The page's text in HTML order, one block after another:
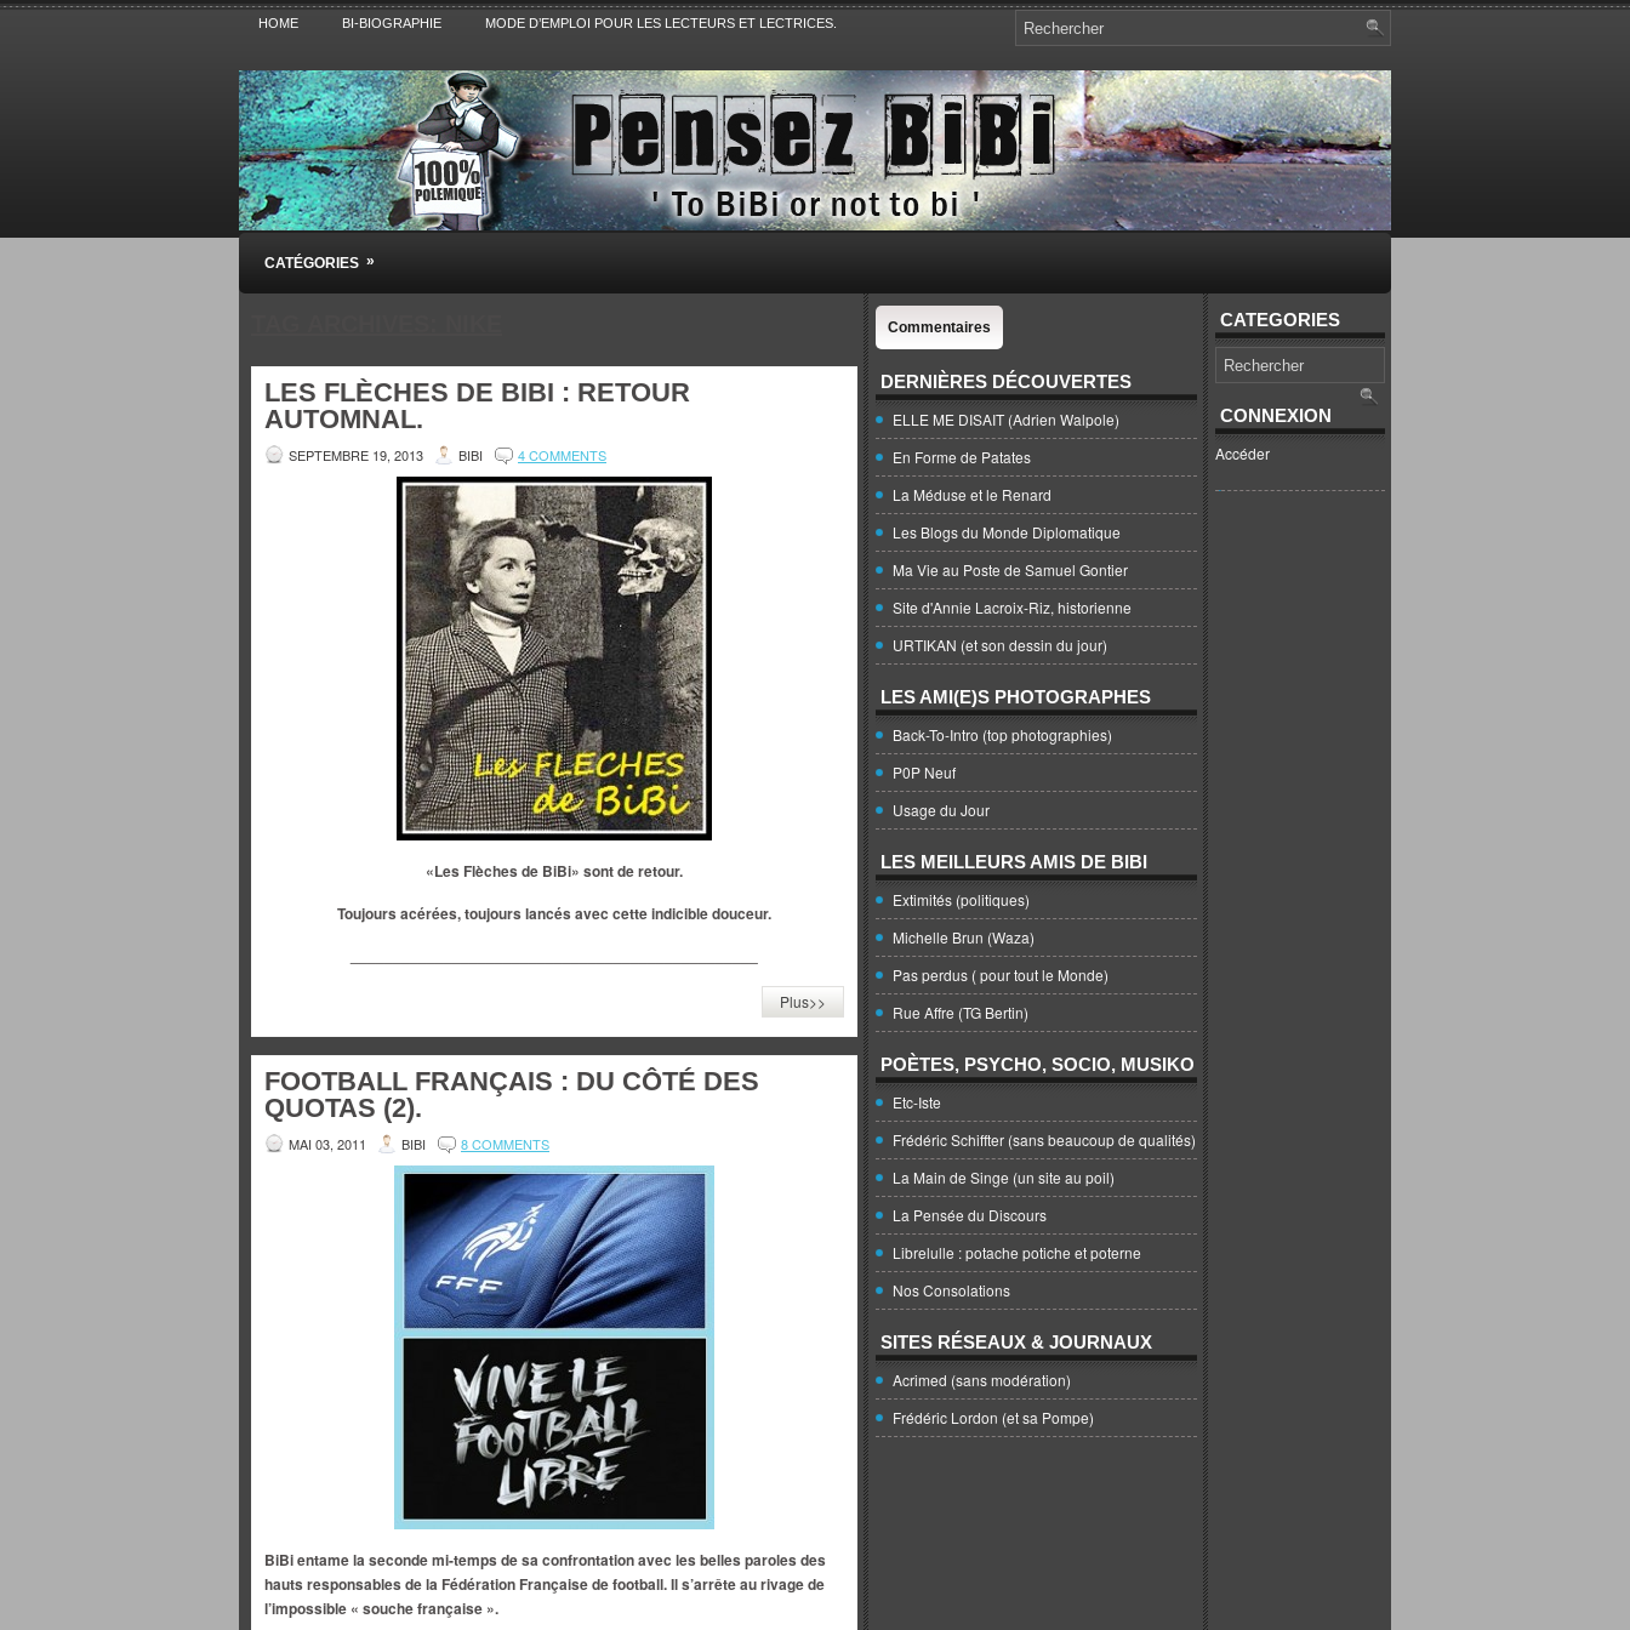
HOME BI-BIOGRAPHIE MODE D’EMPLOI POUR LES LECTEURS ET LECTRICES.
Pensez BiBi
Blog polémique sur l'Actualité, la Culture, la Politique, le Sport,. Avec Revue de presse et de blogs.
CATÉGORIES »
LES FLÈCHES DE BIBI : RETOUR
AUTOMNAL.
SEPTEMBRE 19, 2013 BIBI 4 COMMENTS
«Les Flèches de BiBi» sont de retour.
Toujours acérées, toujours lancés avec cette indicible douceur.
Plus>>
FOOTBALL FRANÇAIS : DU CÔTÉ DES
QUOTAS (2).
MAI 03, 2011 BIBI 8 COMMENTS
BiBi entame la seconde mi-temps de sa confrontation avec les belles paroles des
hauts responsables de la Fédération Française de football. Il s’arrête au rivage de
l’impossible « souche française ».
Commentaires
DERNIÈRES DÉCOUVERTES
ELLE ME DISAIT (Adrien Walpole)
En Forme de Patates
La Méduse et le Renard
Les Blogs du Monde Diplomatique
Ma Vie au Poste de Samuel Gontier
Site d'Annie Lacroix-Riz, historienne
URTIKAN (et son dessin du jour)
LES AMI(E)S PHOTOGRAPHES
Back-To-Intro (top photographies)
P0P Neuf
Usage du Jour
LES MEILLEURS AMIS DE BIBI
Extimités (politiques)
Michelle Brun (Waza)
Pas perdus ( pour tout le Monde)
Rue Affre (TG Bertin)
POÈTES, PSYCHO, SOCIO, MUSIKO
Etc-Iste
Frédéric Schiffter (sans beaucoup de qualités)
La Main de Singe (un site au poil)
La Pensée du Discours
Librelulle : potache potiche et poterne
Nos Consolations
SITES RÉSEAUX & JOURNAUX
Acrimed (sans modération)
Frédéric Lordon (et sa Pompe)
CATEGORIES
CONNEXION
Accéder